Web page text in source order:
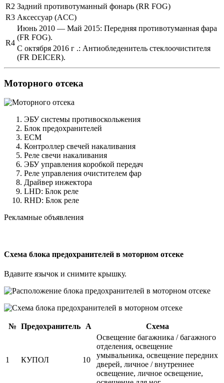
R2 Задний противотуманный фонарь (RR FOG)
R3 Аксессуар (ACC)
R4
Июнь 2010 — Май 2015: Передняя противотуманная фара
(FR FOG).
С октября 2016 г .: Антиобледенитель стеклоочистителя
(FR DEICER).
Моторного отсека
ЭБУ системы противоскольжения
Блок предохранителей
ECM
Контроллер свечей накаливания
Реле свечи накаливания
ЭБУ управления коробкой передач
Реле управления очистителем фар
Драйвер инжектора
LHD: Блок реле
RHD: Блок реле
Рекламные объявления
Схема блока предохранителей в моторном отсеке
Вдавите язычок и снимите крышку.
№ Предохранитель А Схема
1 КУПОЛ 10
Освещение багажника / багажного
отделения, освещение
умывальника, освещение передних
дверей, личное / внутреннее
освещение, личное освещение,